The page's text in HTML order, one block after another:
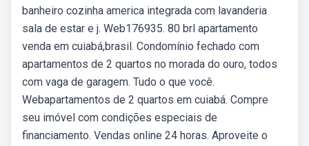
banheiro cozinha america integrada com lavanderia
sala de estar e j. Web176935. 80 brl apartamento
venda em cuiabá,brasil. Condomínio fechado com
apartamentos de 2 quartos no morada do ouro, todos
com vaga de garagem. Tudo o que você.
Webapartamentos de 2 quartos em cuiabá. Compre
seu imóvel com condições especiais de
financiamento. Vendas online 24 horas. Aproveite o